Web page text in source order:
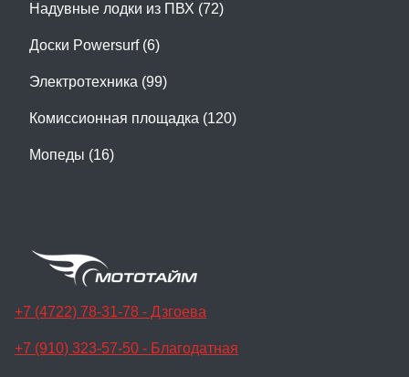
Надувные лодки из ПВХ (72)
Доски Powersurf (6)
Электротехника (99)
Комиссионная площадка (120)
Мопеды (16)
+7 (4722) 78-31-78 - Дзгоева
+7 (910) 323-57-50 - Благодатная